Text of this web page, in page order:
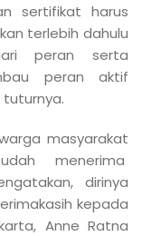
sertifikat harus
terlebih dahulu
peran serta
peran aktif
masyarakat
menerima
dirinya
kepada
Anne Ratna